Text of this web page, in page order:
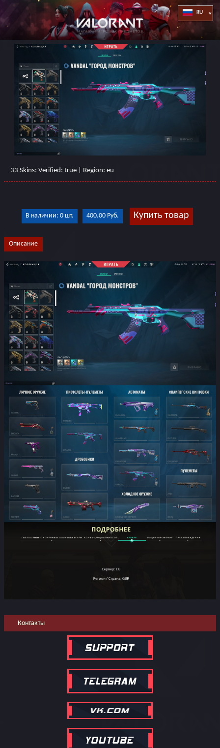
Контакты
33 Skins: Verified: true | Region: eu
В наличии: 0 шт. 400.00 Руб. Купить товар
Описание